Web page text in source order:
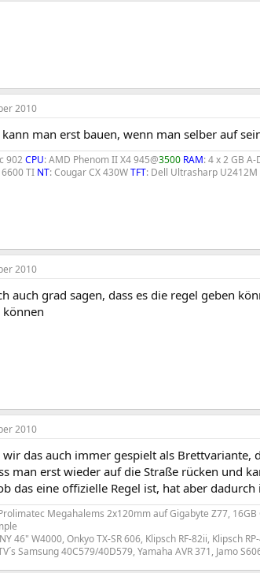
2010
man erst bauen, wenn man selber auf
902CPU: AMD Phenom II X4 945@3500 RAM: 4 x 2 GB A-
TI NT: Cougar CX 430WTFT: Dell Ultrasharp U2412M
2010
auch grad sagen, dass es die regel geben
können
2010
wir das auch immer gespielt als
man erst wieder auf die Straße rücken und
das eine offizielle Regel ist, hat aber
Megahalems 2x120mm auf Gigabyte Z77,
46" W4000, Onkyo TX-SR 606, Klipsch RF-82ii, Klipsch
Samsung 40C579/40D579, Yamaha AVR 371, Jamo